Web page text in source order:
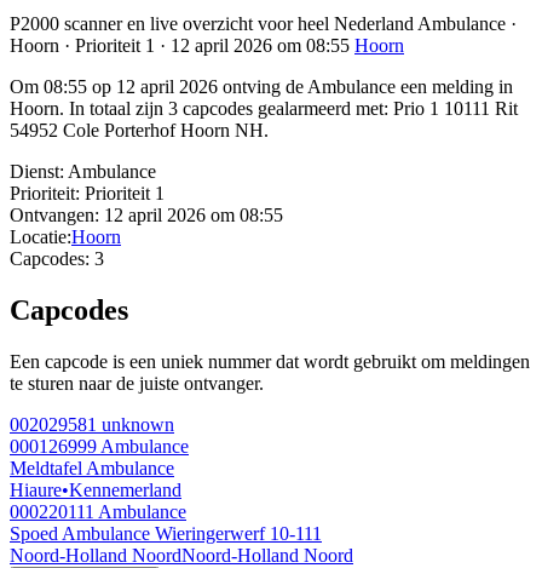
P2000 scanner en live overzicht voor heel Nederland Ambulance ·
Hoorn · Prioriteit 1 · 12 april 2026 om 08:55 Hoorn
Om 08:55 op 12 april 2026 ontving de Ambulance een melding in
Hoorn. In totaal zijn 3 capcodes gealarmeerd met: Prio 1 10111 Rit
54952 Cole Porterhof Hoorn NH.
Dienst: Ambulance
Prioriteit: Prioriteit 1
Ontvangen: 12 april 2026 om 08:55
Locatie:Hoorn
Capcodes: 3
Capcodes
Een capcode is een uniek nummer dat wordt gebruikt om meldingen
te sturen naar de juiste ontvanger.
002029581 unknown
000126999 Ambulance
Meldtafel Ambulance
Hiaure•Kennemerland
000220111 Ambulance
Spoed Ambulance Wieringerwerf 10-111
Noord-Holland NoordNoord-Holland Noord